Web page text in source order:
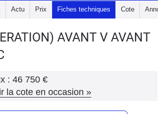
Actu Prix Fiches techniques Cote
AVANT V AVANT
: 46 750 €
la cote en occasion »